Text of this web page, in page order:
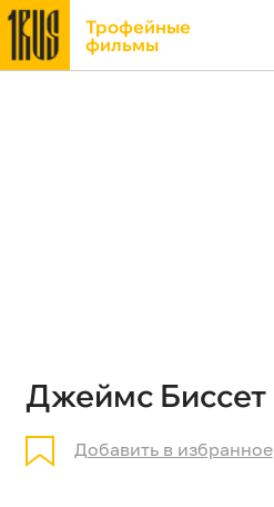
Трофейные
фильмы
Джеймс Биссет
Добавить в избранное